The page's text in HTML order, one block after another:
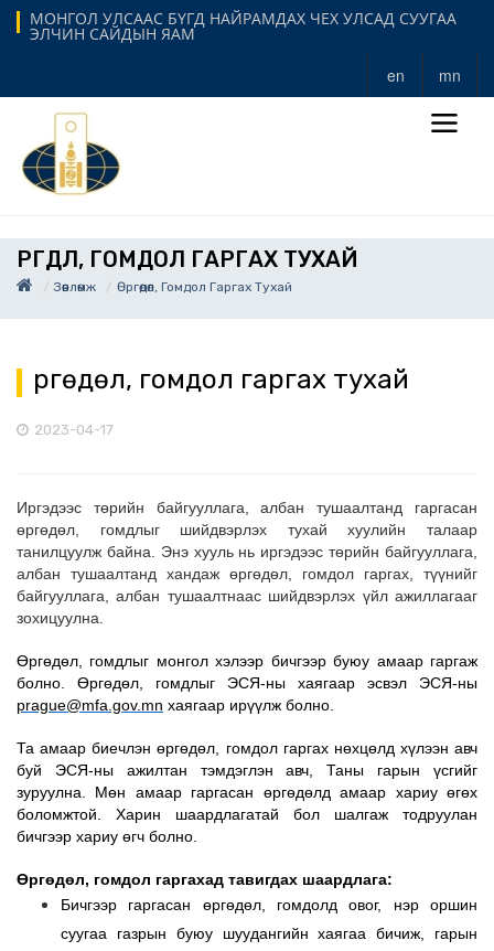
МОНГОЛ УЛСААС БҮГД НАЙРАМДАХ ЧЕХ УЛСАД СУУГАА
ЭЛЧИН САЙДЫН ЯАМ
en mn
ӨРГӨДӨЛ, ГОМДОЛ ГАРГАХ ТУХАЙ
Зөвлөмж Өргөдөл, Гомдол Гаргах Тухай
Өргөдөл, гомдол гаргах тухай
2023-04-17
Иргэдээс төрийн байгууллага, албан тушаалтанд гаргасан
өргөдөл, гомдлыг шийдвэрлэх тухай хуулийн талаар
танилцуулж байна. Энэ хууль нь иргэдээс төрийн байгууллага,
албан тушаалтанд хандаж өргөдөл, гомдол гаргах, түүнийг
байгууллага, албан тушаалтнаас шийдвэрлэх үйл ажиллагааг
зохицуулна.
Өргөдөл, гомдлыг монголхэлээр бичгээр буюу амаар гаргаж
болно. Өргөдөл, гомдлыг ЭСЯ-ны хаягаар эсвэл ЭСЯ-ны
prague@mfa.gov.mn хаягаар ирүүлж болно.
Та амаар биечлэн өргөдөл, гомдол гаргах нөхцөлд хүлээн авч
буй ЭСЯ-ны ажилтан тэмдэглэн авч,Таны гарын үсгийг
зуруулна. Мөн амаар гаргасан өргөдөлд амаар хариу өгөх
боломжтой. Харин шаардлагатай бол шалгаж тодруулан
бичгээр хариу өгч болно.
Өргөдөл, гомдол гаргахад тавигдах шаардлага:
Бичгээр гаргасан өргөдөл, гомдолд овог, нэр оршин
суугаа газрын буюу шуудангийн хаягаа бичиж, гарын